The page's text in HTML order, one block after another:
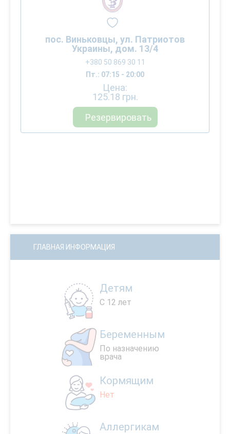
пос. Виньковцы, ул. Патриотов
Украины, дом. 13/4
+380 50 869 30 11
Пт.: 07:15 - 20:00
Цена:
125.18 грн.
Резервировать
ГЛАВНАЯ ИНФОРМАЦИЯ
Детям
С 12 лет
Беременным
По назначению
врача
Кормящим
Нет
Аллергикам